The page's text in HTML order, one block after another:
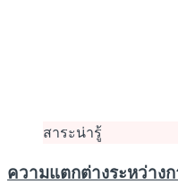
สาระน่ารู้
ความแตกต่างระหว่าง